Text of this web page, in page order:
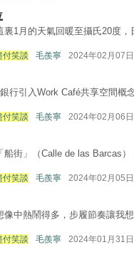
裏1月的天氣回暖至攝氏20度
付笑談 毛羨寧 2024年02月07日
行引入Work Café共享空間
付笑談 毛羨寧 2024年02月06日
船街」（Calle de las Barcas
付笑談 毛羨寧 2024年02月05日
像中熱鬧得多，步履節奏讓我
付笑談 毛羨寧 2024年01月31日